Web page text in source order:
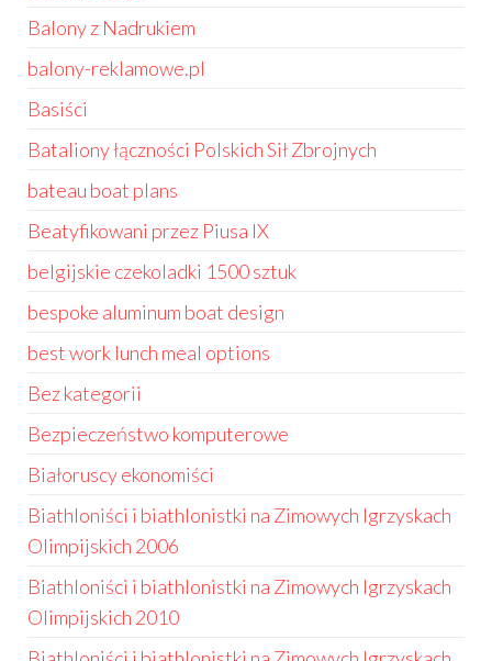
Balony z Nadrukiem
balony-reklamowe.pl
Basiści
Bataliony łączności Polskich Sił Zbrojnych
bateau boat plans
Beatyfikowani przez Piusa IX
belgijskie czekoladki 1500 sztuk
bespoke aluminum boat design
best work lunch meal options
Bez kategorii
Bezpieczeństwo komputerowe
Białoruscy ekonomiści
Biathloniści i biathlonistki na Zimowych Igrzyskach
Olimpijskich 2006
Biathloniści i biathlonistki na Zimowych Igrzyskach
Olimpijskich 2010